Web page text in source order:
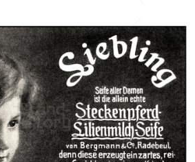
STECKENPFERD-SEIFE
Bergmann & Co., Radebeul-
Dresden